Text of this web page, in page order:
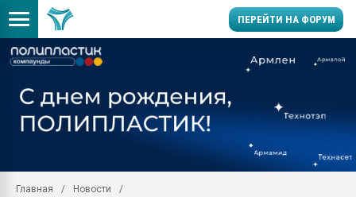
ПЕРЕЙТИ НА ФОРУМ
Вакуум-формовочные
28.07.2026
Главная
Новости